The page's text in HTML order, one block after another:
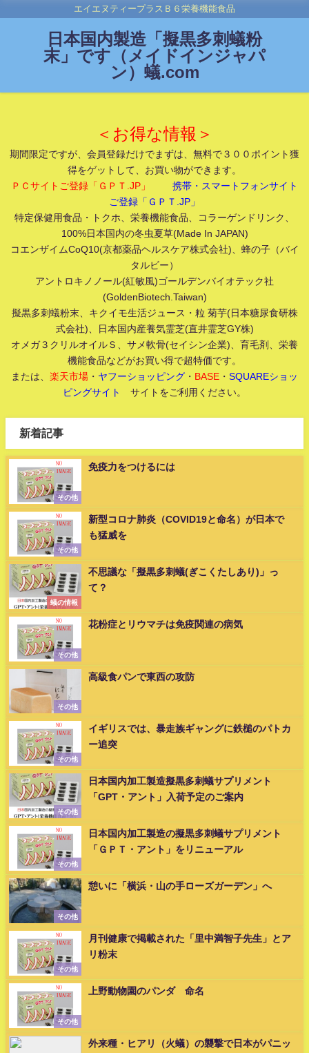
エイエヌティープラスＢ６栄養機能食品
日本国内製造「擬黒多刺蟻粉
末」です（メイドインジャパ
ン）蟻.com
＜お得な情報＞
期間限定ですが、会員登録だけでまずは、無料で３００ポイント獲
得をゲットして、お買い物ができます。
ＰＣサイトご登録「ＧＰＴ.JP」
携帯・スマートフォンサイト
ご登録「ＧＰＴ.JP」
特定保健用食品・トクホ、栄養機能食品、コラーゲンドリンク、
100%日本国内の冬虫夏草(Made In JAPAN)
コエンザイムCoQ10(京都薬品ヘルスケア株式会社)、蜂の子（バイ
タルビー）
アントロキノノール(紅敏風)ゴールデンバイオテック社
(GoldenBiotech.Taiwan)
擬黒多刺蟻粉末、キクイモ生活ジュース・粒 菊芋(日本糖尿食研株
式会社)、日本国内産養気霊芝(直井霊芝GY株)
オメガ３クリルオイルＳ、サメ軟骨(セイシン企業)、育毛剤、栄養
機能食品などがお買い得で超特価です。
または、 楽天市場 ・ ヤフーショッピング ・ BASE ・ SQUAREショッ
ピングサイト
サイトをご利用ください。
新着記事
その他
免疫力をつけるには
その他
新型コロナ肺炎（COVID19と命名）が日本で
も猛威を
蟻の情報
不思議な「擬黒多刺蟻(ぎこくたしあり)」っ
て？
その他
花粉症とリウマチは免疫関連の病気
その他
高級食パンで東西の攻防
その他
イギリスでは、暴走族ギャングに鉄槌のパトカ
ー追突
その他
日本国内加工製造擬黒多刺蟻サプリメント
「GPT・アント」入荷予定のご案内
その他
日本国内加工製造の擬黒多刺蟻サプリメント
「ＧＰＴ・アント」をリニューアル
その他
憩いに「横浜・山の手ローズガーデン」へ
その他
月刊健康で掲載された「里中満智子先生」とア
リ粉末
その他
上野動物園のパンダ 命名
外来種・ヒアリ（火蟻）の襲撃で日本がパニッ